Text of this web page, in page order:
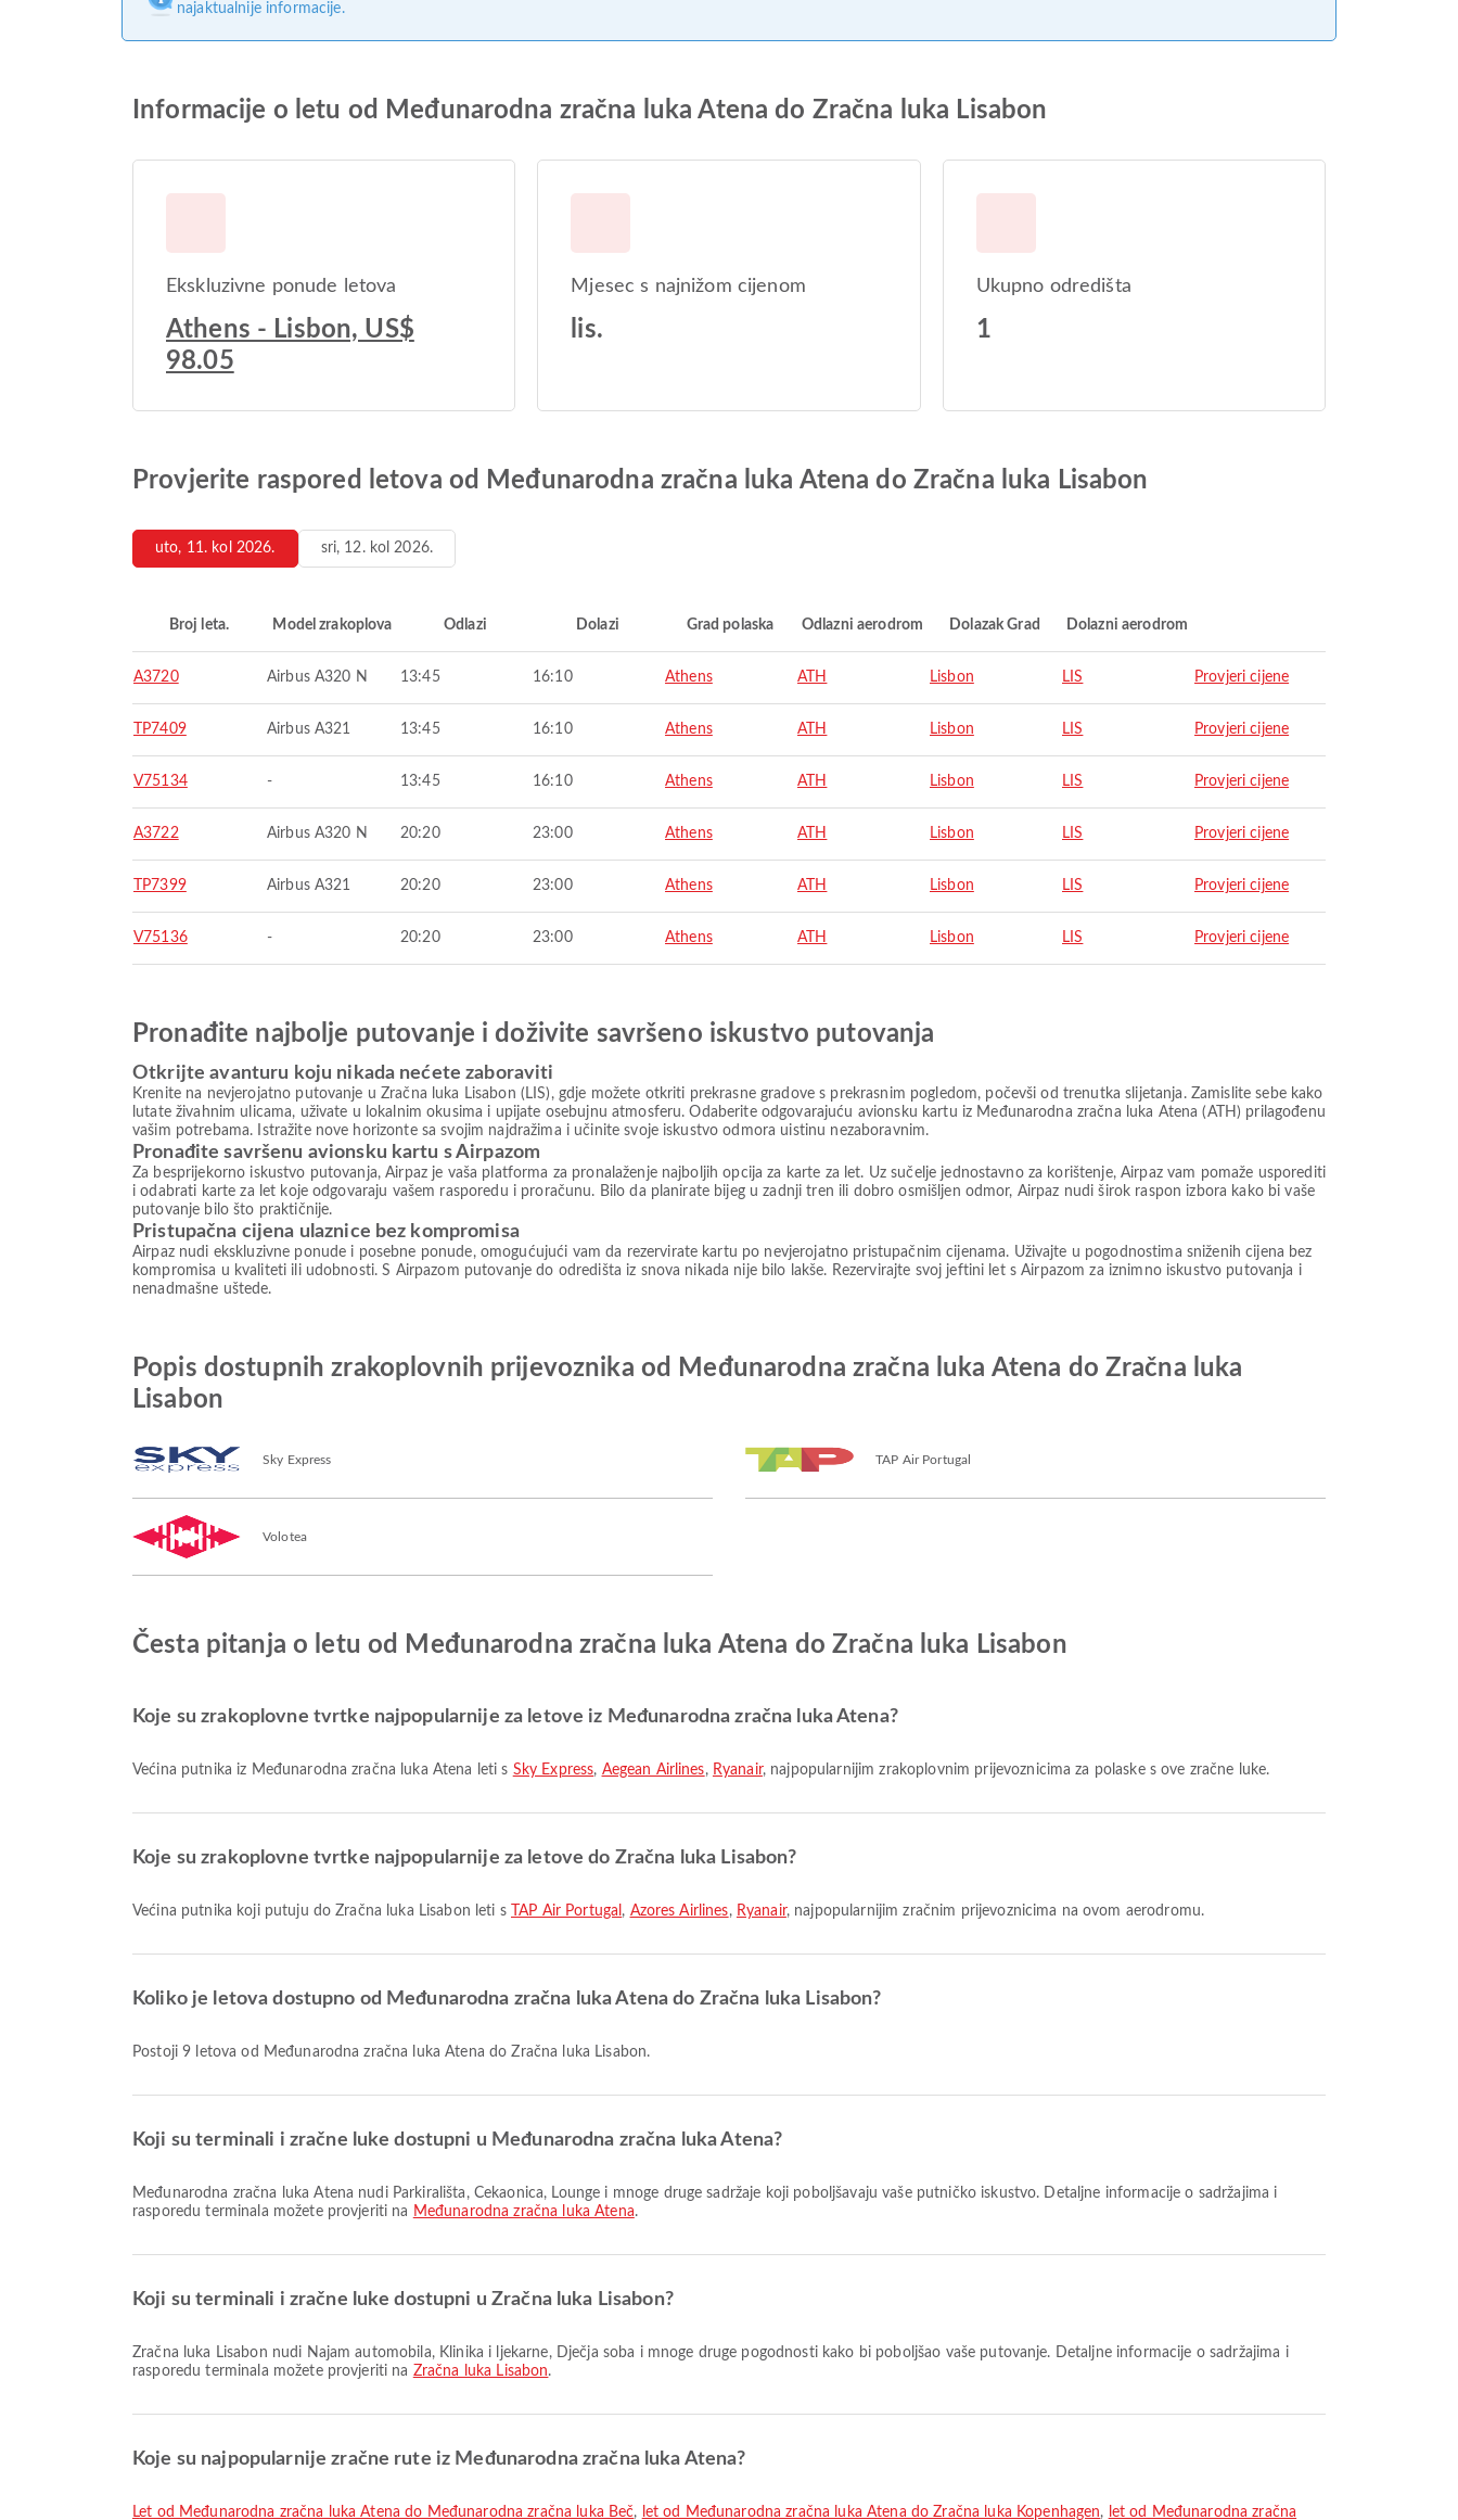
najaktualnije informacije.
Informacije o letu od Međunarodna zračna luka Atena do Zračna luka Lisabon
Ekskluzivne ponude letova
Athens - Lisbon, US$
98.05
Mjesec s najnižom cijenom
lis.
Ukupno odredišta
1
Provjerite raspored letova od Međunarodna zračna luka Atena do Zračna luka Lisabon
uto, 11. kol 2026. sri, 12. kol 2026.
Broj leta. Model zrakoplova Odlazi Dolazi Grad polaska Odlazni aerodrom Dolazak Grad Dolazni aerodrom
A3720 Airbus A320 N 13:45 16:10 Athens ATH Lisbon LIS Provjeri cijene
TP7409 Airbus A321 13:45 16:10 Athens ATH Lisbon LIS Provjeri cijene
V75134 - 13:45 16:10 Athens ATH Lisbon LIS Provjeri cijene
A3722 Airbus A320 N 20:20 23:00 Athens ATH Lisbon LIS Provjeri cijene
TP7399 Airbus A321 20:20 23:00 Athens ATH Lisbon LIS Provjeri cijene
V75136 - 20:20 23:00 Athens ATH Lisbon LIS Provjeri cijene
Pronađite najbolje putovanje i doživite savršeno iskustvo putovanja
Otkrijte avanturu koju nikada nećete zaboraviti
Krenite na nevjerojatno putovanje u Zračna luka Lisabon (LIS), gdje možete otkriti prekrasne gradove s prekrasnim pogledom, počevši od trenutka slijetanja. Zamislite sebe kako
lutate živahnim ulicama, uživate u lokalnim okusima i upijate osebujnu atmosferu. Odaberite odgovarajuću avionsku kartu iz Međunarodna zračna luka Atena (ATH) prilagođenu
vašim potrebama. Istražite nove horizonte sa svojim najdražima i učinite svoje iskustvo odmora uistinu nezaboravnim.
Pronađite savršenu avionsku kartu s Airpazom
Za besprijekorno iskustvo putovanja, Airpaz je vaša platforma za pronalaženje najboljih opcija za karte za let. Uz sučelje jednostavno za korištenje, Airpaz vam pomaže usporediti
i odabrati karte za let koje odgovaraju vašem rasporedu i proračunu. Bilo da planirate bijeg u zadnji tren ili dobro osmišljen odmor, Airpaz nudi širok raspon izbora kako bi vaše
putovanje bilo što praktičnije.
Pristupačna cijena ulaznice bez kompromisa
Airpaz nudi ekskluzivne ponude i posebne ponude, omogućujući vam da rezervirate kartu po nevjerojatno pristupačnim cijenama. Uživajte u pogodnostima sniženih cijena bez
kompromisa u kvaliteti ili udobnosti. S Airpazom putovanje do odredišta iz snova nikada nije bilo lakše. Rezervirajte svoj jeftini let s Airpazom za iznimno iskustvo putovanja i
nenadmašne uštede.
Popis dostupnih zrakoplovnih prijevoznika od Međunarodna zračna luka Atena do Zračna luka
Lisabon
Sky Express TAP Air Portugal
Volotea
Česta pitanja o letu od Međunarodna zračna luka Atena do Zračna luka Lisabon
Koje su zrakoplovne tvrtke najpopularnije za letove iz Međunarodna zračna luka Atena?
Većina putnika iz Međunarodna zračna luka Atena leti s Sky Express, Aegean Airlines, Ryanair, najpopularnijim zrakoplovnim prijevoznicima za polaske s ove zračne luke.
Koje su zrakoplovne tvrtke najpopularnije za letove do Zračna luka Lisabon?
Većina putnika koji putuju do Zračna luka Lisabon leti s TAP Air Portugal , Azores Airlines, Ryanair, najpopularnijim zračnim prijevoznicima na ovom aerodromu.
Koliko je letova dostupno od Međunarodna zračna luka Atena do Zračna luka Lisabon?
Postoji 9 letova od Međunarodna zračna luka Atena do Zračna luka Lisabon.
Koji su terminali i zračne luke dostupni u Međunarodna zračna luka Atena?
Međunarodna zračna luka Atena nudi Parkirališta, Čekaonica, Lounge i mnoge druge sadržaje koji poboljšavaju vaše putničko iskustvo. Detaljne informacije o sadržajima i
rasporedu terminala možete provjeriti na Međunarodna zračna luka Atena.
Koji su terminali i zračne luke dostupni u Zračna luka Lisabon?
Zračna luka Lisabon nudi Najam automobila, Klinika i ljekarne, Dječja soba i mnoge druge pogodnosti kako bi poboljšao vaše putovanje. Detaljne informacije o sadržajima i
rasporedu terminala možete provjeriti na Zračna luka Lisabon.
Koje su najpopularnije zračne rute iz Međunarodna zračna luka Atena?
let od Međunarodna zračna luka Atena do Međunarodna zračna luka Beč, let od Međunarodna zračna luka Atena do Zračna luka Kopenhagen, let od Međunarodna zračna